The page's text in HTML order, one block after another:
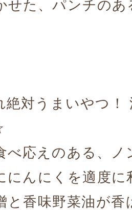
せた、パンチのあ
対うまいやつ！
べ応えのある、ノ
にんにくを適度に
と香味野菜油が香